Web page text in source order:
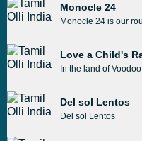
Monocle 24
Monocle 24 is our
Love a Child's
In the land of
Del sol Lentos
Del sol Lentos